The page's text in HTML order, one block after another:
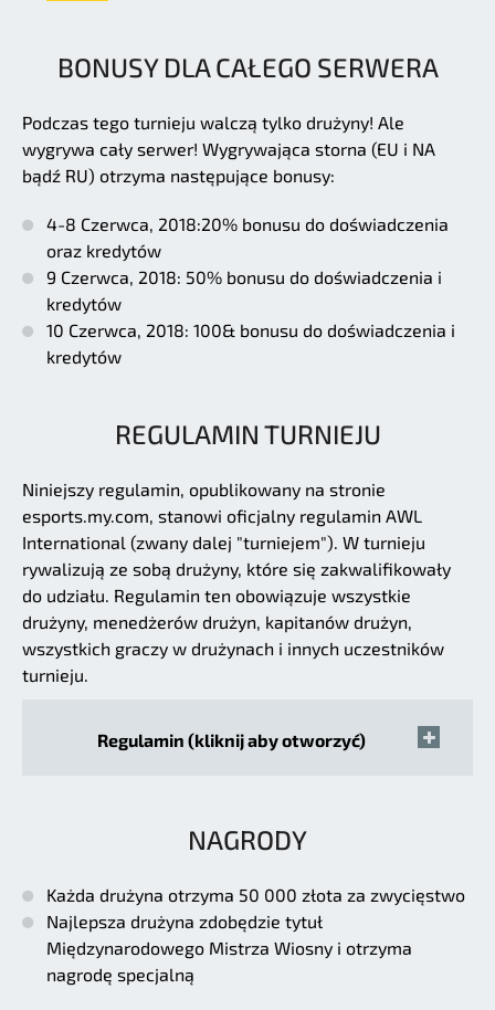
BONUSY DLA CAŁEGO SERWERA
Podczas tego turnieju walczą tylko drużyny! Ale
wygrywa cały serwer! Wygrywająca storna (EU i NA
bądź RU) otrzyma następujące bonusy:
4-8 Czerwca, 2018:20% bonusu do doświadczenia
oraz kredytów
9 Czerwca, 2018: 50% bonusu do doświadczenia i
kredytów
10 Czerwca, 2018: 100& bonusu do doświadczenia i
kredytów
REGULAMIN TURNIEJU
Niniejszy regulamin, opublikowany na stronie
esports.my.com, stanowi oficjalny regulamin AWL
International (zwany dalej "turniejem"). W turnieju
rywalizują ze sobą drużyny, które się zakwalifikowały
do udziału. Regulamin ten obowiązuje wszystkie
drużyny, menedżerów drużyn, kapitanów drużyn,
wszystkich graczy w drużynach i innych uczestników
turnieju.
Regulamin (kliknij aby otworzyć)
NAGRODY
Każda drużyna otrzyma 50 000 złota za zwycięstwo
Najlepsza drużyna zdobędzie tytuł
Międzynarodowego Mistrza Wiosny i otrzyma
nagrodę specjalną